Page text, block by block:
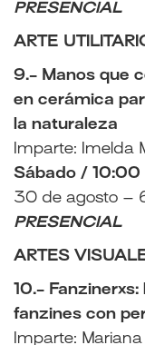
PRESENCIAL
ARTE
9.- Manos que
en cerámica
la naturaleza
Imparte: Imelda
Sábado / 10:00
30 de agosto –
PRESENCIAL
ARTES
10.-
fanzines con
Imparte: Mariana